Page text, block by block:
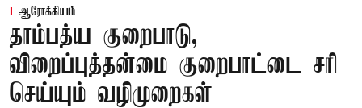
ஆரோக்கியம்
தாம்பத்ய குறைபாடு,
விறைப்புத்தன்மை குறைபாட்டை சரி
செய்யும் வழிமுறைகள்